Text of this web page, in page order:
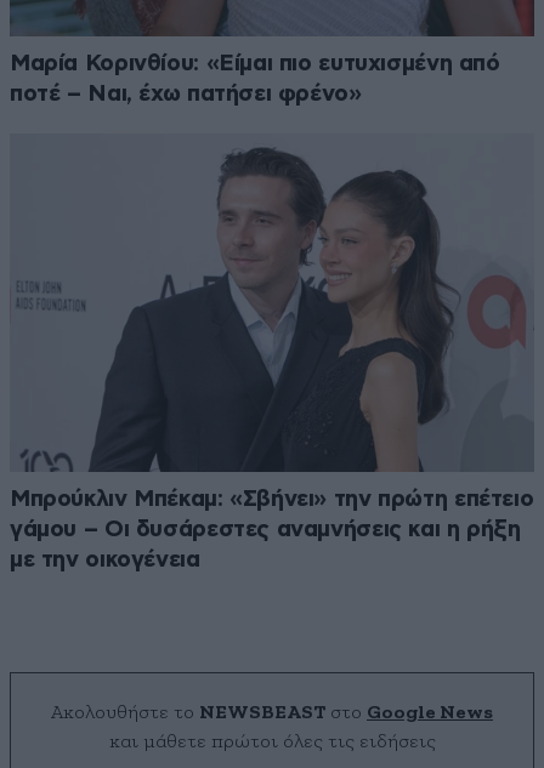
Μαρία Κορινθίου: «Είμαι πιο ευτυχισμένη από
ποτέ – Ναι, έχω πατήσει φρένο»
Μπρούκλιν Μπέκαμ: «Σβήνει» την πρώτη επέτειο
γάμου – Οι δυσάρεστες αναμνήσεις και η ρήξη
με την οικογένεια
Ακολουθήστε το NEWSBEAST στο Google News
και μάθετε πρώτοι όλες τις ειδήσεις